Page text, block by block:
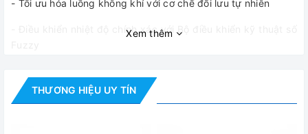
- Tối ưu hóa luồng không khí với cơ chế đối lưu tự nhiên
- Điều khiển nhiệt độ chính xác với Bộ điều khiển kỹ thuật số
- Kết nối internet qua wifi
Xem thêm
THƯƠNG HIỆU UY TÍN